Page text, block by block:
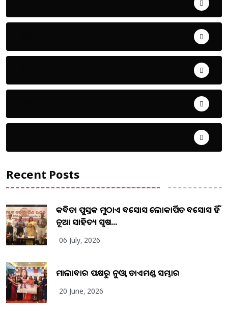
Recent Posts
କବିତା ପୁସ୍ତକ ମୁଠାଏ ଅବସୋସ ଲୋକାର୍ପିତ ଅବସୋସ ହିଁ
ନୂଆ ସାହିତ୍ୟ ସୃଷ...
06 July, 2026
ମାଲାବାର ପକ୍ଷରୁ ନୁଓ୍ବା ଡାଏମଣ୍ଡ ସମ୍ଭାର
20 June, 2026